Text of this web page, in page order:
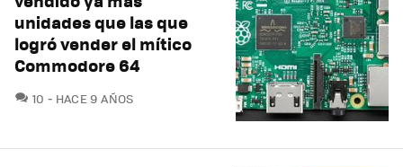
unidades que las que
logró vender el mítico
Commodore 64
10 COMENTARIOS
HACE 9 AÑOS